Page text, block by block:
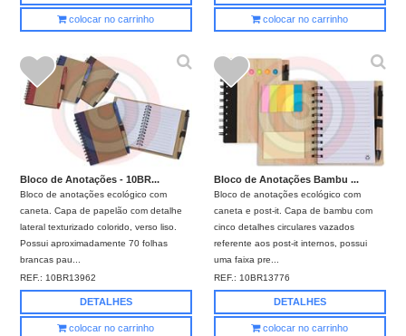
colocar no carrinho colocar no carrinho
Bloco de Anotações - 10BR...
Bloco de anotações ecológico com
caneta. Capa de papelão com detalhe
lateral texturizado colorido, verso liso.
Possui aproximadamente 70 folhas
brancas pau...
REF.:10BR13962
DETALHES
colocar no carrinho
Bloco de Anotações Bambu ...
Bloco de anotações ecológico com
caneta e post-it. Capa de bambu com
cinco detalhes circulares vazados
referente aos post-it internos, possui
uma faixa pre...
REF.:10BR13776
DETALHES
colocar no carrinho